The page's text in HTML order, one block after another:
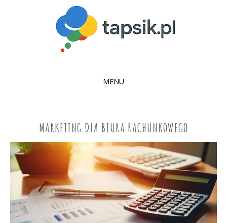
MENU
CONTENTMARKETING DLA BIURA RACHUNKOWEGO